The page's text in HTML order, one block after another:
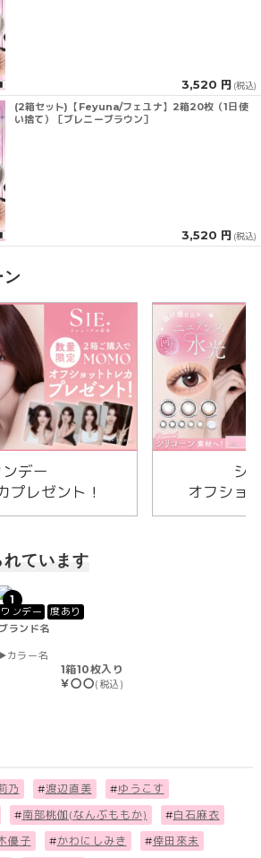
3,520 円 (税込)
(2箱セット)【Feyuna/フェユナ】2箱20枚（1日使
い捨て）［ブレニーブラウン］
3,520 円 (税込)
デー
プレゼント！
シ
オフショ
ています
1
ワンデー
度あり
ブランド名
カラー名
1箱10枚入り
￥〇〇(税込)
乃 #渡辺直美 #ゆうこす
#南部桃伽(なんぶももか) #白石麻衣
優子 #かわにしみき #倖田來未